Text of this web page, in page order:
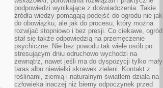
podpowiedzi wynikające z doświadczenia. Takie
źródła wiedzy pomagają podejść do ogrodu nie jak
do obowiązku, ale jak do procesu, który można
rozwijać stopniowo i bez presji. Co ciekawe, ogród
stał się także odpowiedzią na przemęczenie
psychiczne. Nie bez powodu tak wiele osób po
stresującym dniu odruchowo wychodzi na
zewnątrz, nawet jeśli ma do dyspozycji tylko mały
taras albo niewielki skrawek zieleni. Kontakt z
roślinami, ziemią i naturalnym światłem działa na
człowieka inaczej niż bierny odpoczynek przed